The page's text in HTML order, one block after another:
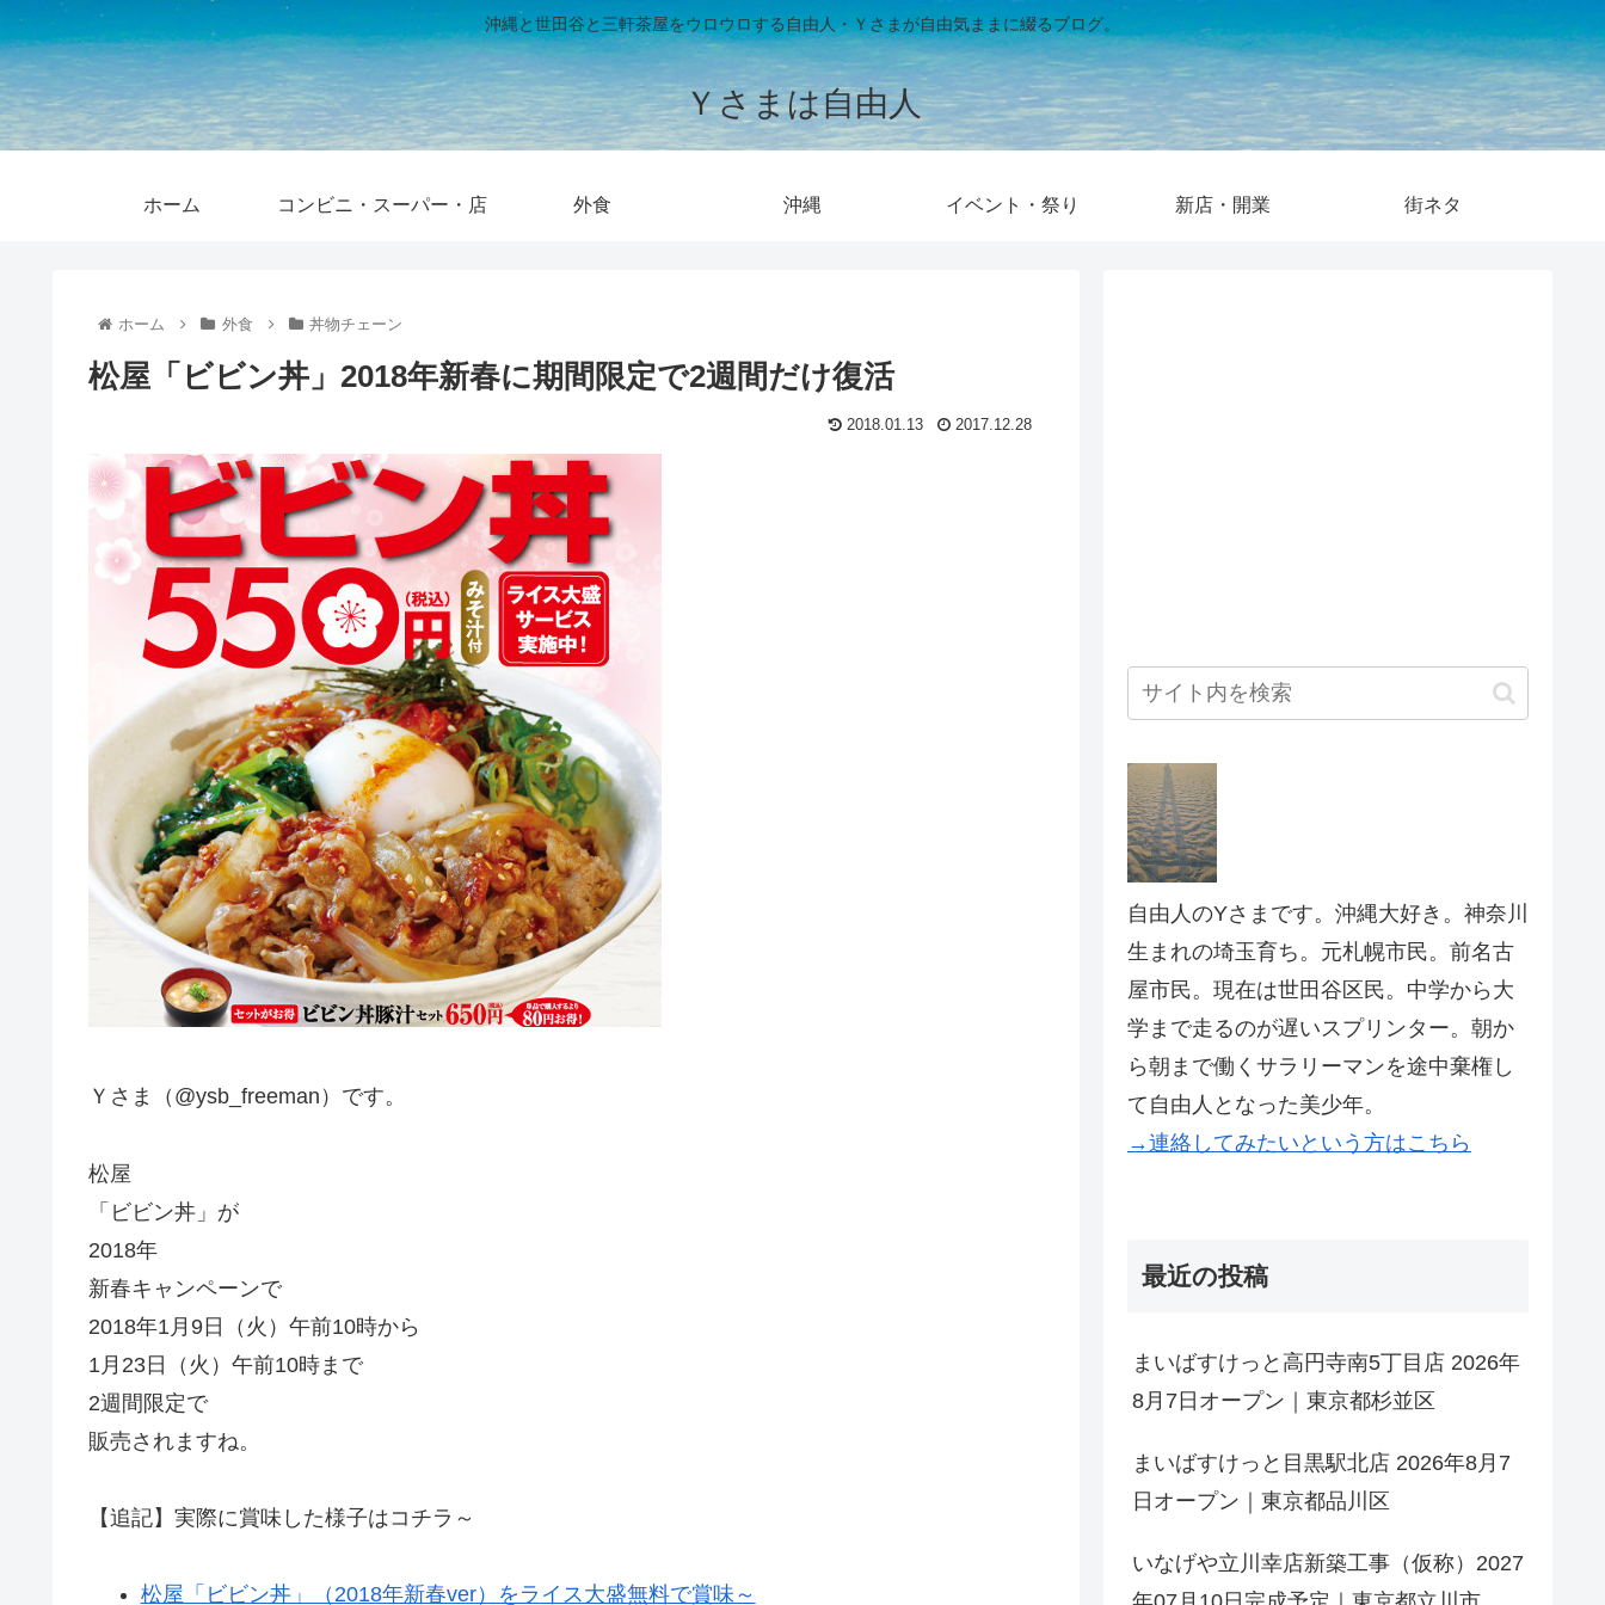
沖縄と世田谷と三軒茶屋をウロウロする自由人・Ｙさまが自由気ままに綴るブログ。
Ｙさまは自由人
ホーム コンビニ・スーパー・店 外食 沖縄 イベント・祭り 新店・開業 街ネタ
ホーム 外食 丼物チェーン
松屋「ビビン丼」2018年新春に期間限定で2週間だけ復活
2018.01.13 2017.12.28
Ｙさま（@ysb_freeman）です。
松屋
「ビビン丼」が
2018年
新春キャンペーンで
2018年1月9日（火）午前10時から
1月23日（火）午前10時まで
2週間限定で
販売されますね。
【追記】実際に賞味した様子はコチラ～
松屋「ビビン丼」（2018年新春ver）をライス大盛無料で賞味～
自由人のYさまです。沖縄大好き。神奈川
生まれの埼玉育ち。元札幌市民。前名古
屋市民。現在は世田谷区民。中学から大
学まで走るのが遅いスプリンター。朝か
ら朝まで働くサラリーマンを途中棄権し
て自由人となった美少年。
→連絡してみたいという方はこちら
最近の投稿
まいばすけっと高円寺南5丁目店 2026年
8月7日オープン｜東京都杉並区
まいばすけっと目黒駅北店 2026年8月7
日オープン｜東京都品川区
いなげや立川幸店新築工事（仮称）2027